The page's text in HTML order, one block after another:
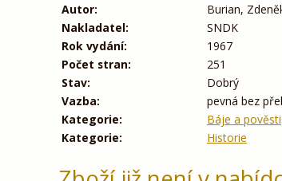
Autor:
Burian,
Nakladatel:
SNDK
Rok vydání:
1967
Počet stran:
251
Stav:
Dobrý
Vazba:
pevná bez
Kategorie:
Báje a pověsti
Kategorie:
Historie